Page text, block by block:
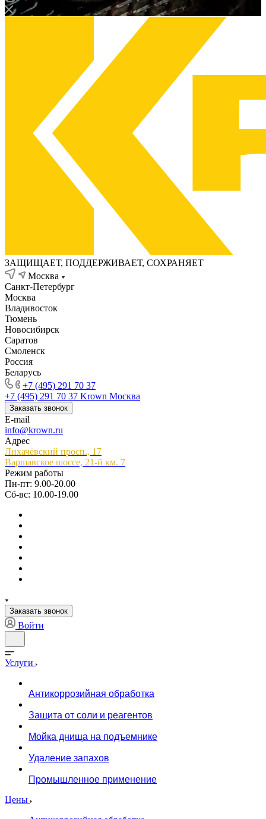
ЗАЩИЩАЕТ, ПОДДЕРЖИВАЕТ, СОХРАНЯЕТ
Москва
Санкт-Петербург
Москва
Владивосток
Тюмень
Новосибирск
Саратов
Смоленск
Россия
Беларусь
+7 (495) 291 70 37
+7 (495) 291 70 37 Krown Москва
Заказать звонок
E-mail
info@krown.ru
Адрес
Лихачёвский просп., 17
Варшавское шоссе, 21-й км. 7
Режим работы
Пн-пт: 9.00-20.00
Сб-вс: 10.00-19.00
Заказать звонок
Войти
Услуги
Антикоррозийная обработка
Защита от соли и реагентов
Мойка днища на подъемнике
Удаление запахов
Промышленное применение
Цены